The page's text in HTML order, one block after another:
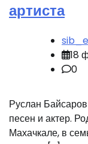
артиста
18
0
Руслан
песен и актер.
Махачкале, в